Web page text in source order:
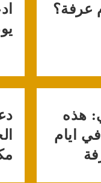
عرفة؟
هذه
ايام